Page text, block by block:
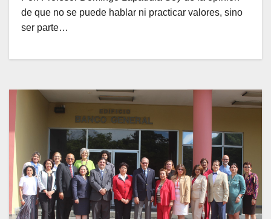
de que no se puede hablar ni practicar valores, sino
ser parte…